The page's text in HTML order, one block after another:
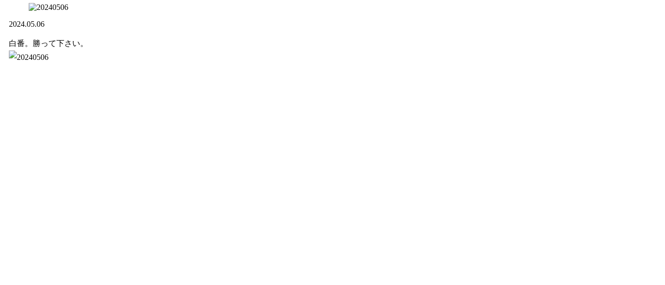
2024.05.06
白番。勝って下さい。